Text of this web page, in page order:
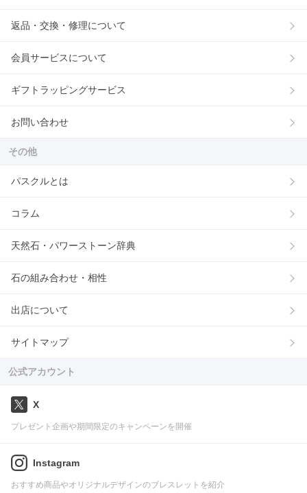
返品・交換・修理について
会員サービスについて
ギフトラッピングサービス
お問い合わせ
その他
パスクルとは
コラム
天然石・パワーストーン辞典
石の組み合わせ・相性
出店について
サイトマップ
公式アカウント
X
プレゼント企画や期間限定のキャンペーンを開催
Instagram
おすすめ商品やオリジナルデザインのブレスレットを紹介